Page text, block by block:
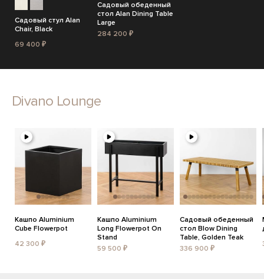
Садовый стул Alan
Chair, Black
69 400 ₽
Садовый обеденный
стол Alan Dining Table
Large
284 200 ₽
Divano Lounge
Кашпо Aluminium
Cube Flowerpot
42 300 ₽
Кашпо Aluminium
Long Flowerpot On
Stand
59 500 ₽
Садовый обеденный
стол Blow Dining
Table, Golden Teak
336 900 ₽